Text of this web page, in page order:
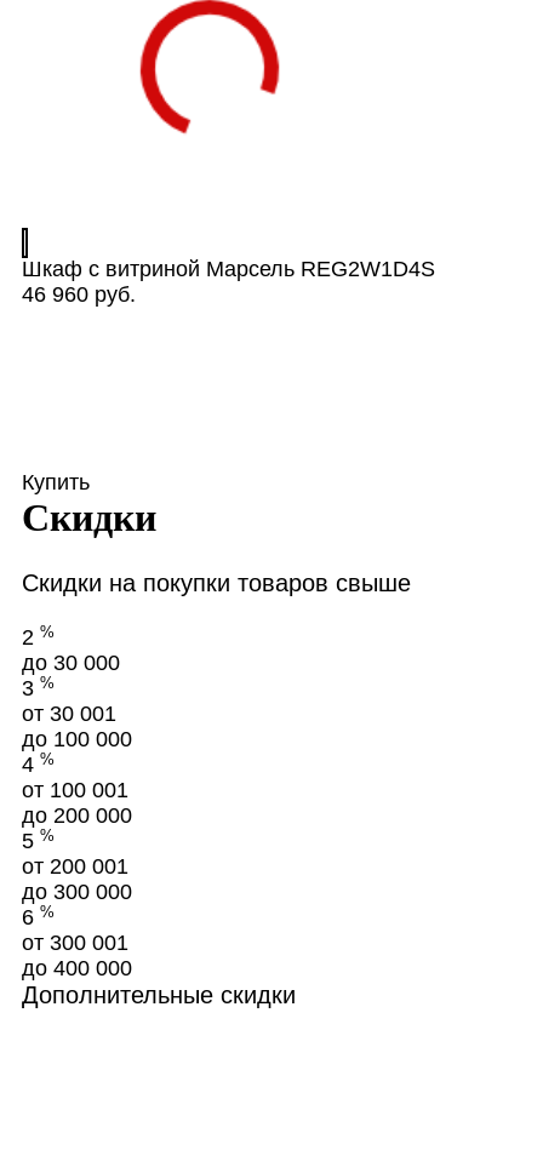
Шкаф с витриной Марсель REG2W1D4S
46 960 руб.
Купить
Скидки
Скидки на покупки товаров свыше
2 %
до 30 000
3 %
от 30 001
до 100 000
4 %
от 100 001
до 200 000
5 %
от 200 001
до 300 000
6 %
от 300 001
до 400 000
Дополнительные скидки